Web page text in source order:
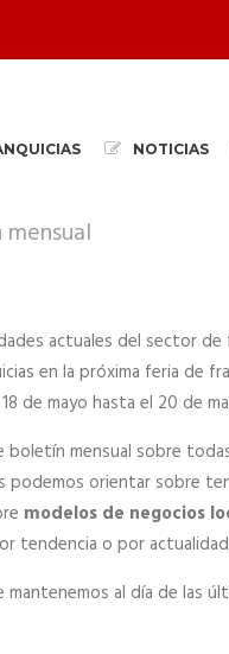
NOTICIAS
actuales del sector
en la próxima feria de
de mayo hasta el 20 de
mensual sobre
podemos orientar sobre
modelos de negocios
o por
al día de las